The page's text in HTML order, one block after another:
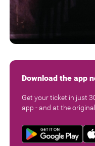
Download the app
Get your ticket in just
app - and at the